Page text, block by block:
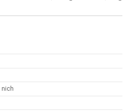
nich